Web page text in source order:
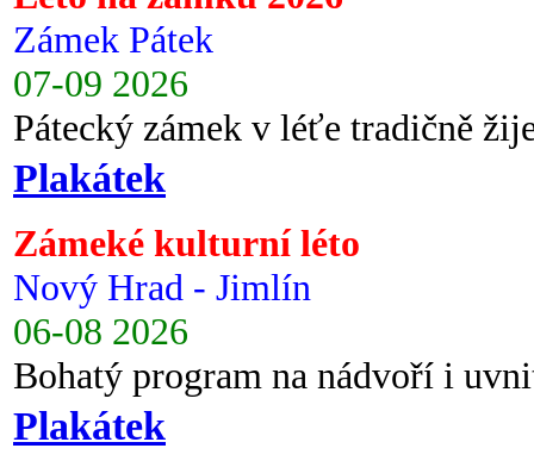
Zámek Pátek
07-09 2026
Pátecký zámek v léťe tradičně
Plakátek
Zámeké kulturní léto
Nový Hrad - Jimlín
06-08 2026
Bohatý program na nádvoří i
Plakátek